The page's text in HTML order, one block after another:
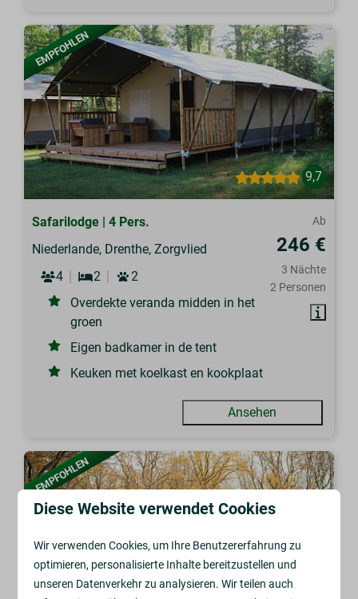
EMPFOHLEN
9,7
Ab
246 €
3 Nächte
2 Personen
Safarilodge | 4 Pers.
Niederlande, Drenthe, Zorgvlied
4
2
2
Overdekte veranda midden in het
groen
Eigen badkamer in de tent
Keuken met koelkast en kookplaat
Ansehen
EMPFOHLEN
Diese Website verwendet Cookies
Wir verwenden Cookies, um Ihre Benutzererfahrung zu
optimieren, personalisierte Inhalte bereitzustellen und
unseren Datenverkehr zu analysieren. Wir teilen auch